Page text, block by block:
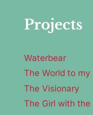
Projects
Waterbear
The World to my
The Visionary
The Girl with the